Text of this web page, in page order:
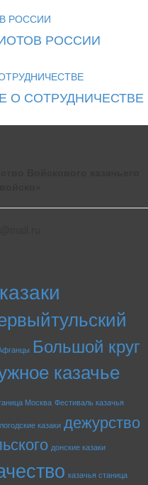
РОССИИ
О СОТРУДНИЧЕСТВЕ
Большой круг
казачье
Москва Фестиваль казачья
казаки дежурство
донские казаки
казачья станица